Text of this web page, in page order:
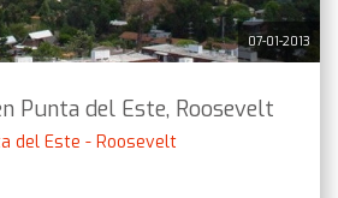
07-01-2013
Punta del Este, Roosevelt
del Este - Roosevelt